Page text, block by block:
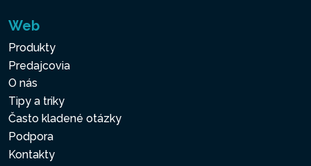
Web
Produkty
Predajcovia
O nás
Tipy a triky
Často kladené otázky
Podpora
Kontakty